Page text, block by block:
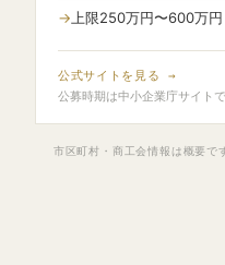
上限250万円〜600万円
公式サイトを見る →
公募時期は中小企業庁サイト
市区町村・商工会情報は概要で